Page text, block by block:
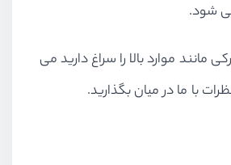
شود.
مانند موارد بالا را سراغ دارید می
با ما در میان بگذارید.